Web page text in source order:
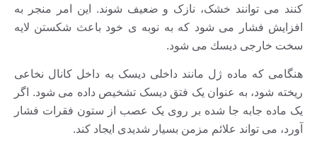
کنند می توانند خشک، نازک و ضعيف شوند. این امر منجر به
افزایش فشار می شود که به نوبه ی خود باعث شكستن لايه
سخت خارجى ديسك مى شود.
هنگامی که ماده ژل مانند داخلی دیسک به داخل کانال نخاعی
ریخته شود، به عنوان یک فتق دیسک تشخیص داده می شود. اگر
یک ماده جابه جا شده بر روی یک عصب از ستون فقرات فشار
آورد، می تواند علائم مزمن بسیار شدیدی ايجاد كند.